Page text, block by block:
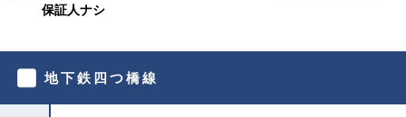
保証人ナシ
地下鉄四つ橋線